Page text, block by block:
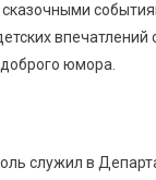
юмора.
служил в